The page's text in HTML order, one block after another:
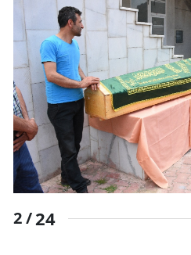
2 /24